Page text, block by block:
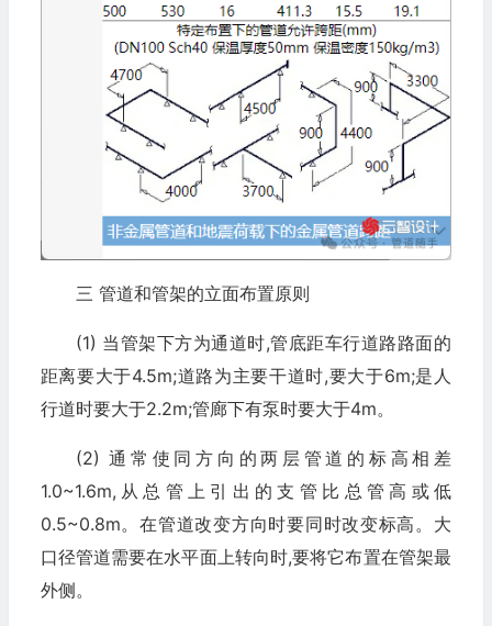
三 管道和管架的立面布置原则
(1) 当管架下方为通道时,管底距车行道路路面的
距离要大于4.5m;道路为主要干道时,要大于6m;是人
行道时要大于2.2m;管廊下有泵时要大于4m。
(2) 通常使同方向的两层管道的标高相差
1.0~1.6m,从总管上引出的支管比总管高或低
0.5~0.8m。在管道改变方向时要同时改变标高。大
口径管道需要在水平面上转向时,要将它布置在管架最
外侧。